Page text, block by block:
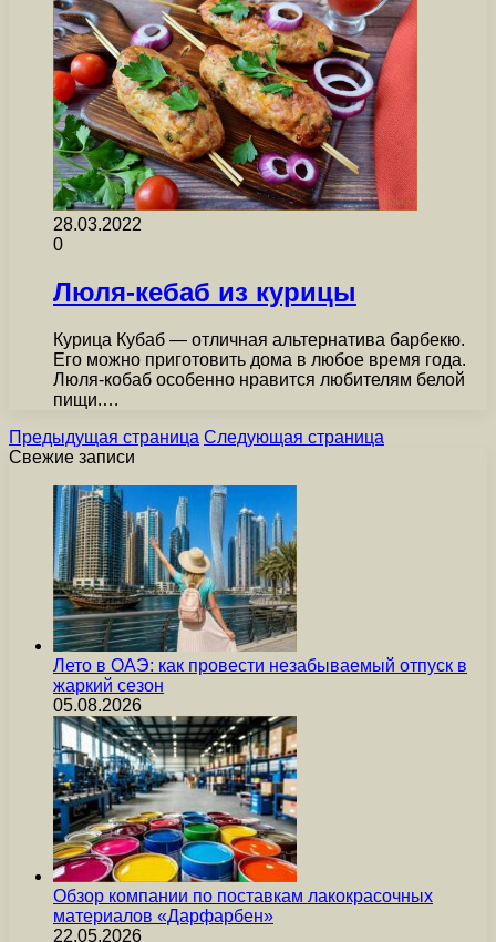
28.03.2022
0
Люля-кебаб из курицы
Курица Кубаб — отличная альтернатива барбекю.
Его можно приготовить дома в любое время года.
Люля-кобаб особенно нравится любителям белой
пищи.…
Предыдущая страница Следующая страница
Свежие записи
Лето в ОАЭ: как провести незабываемый отпуск в
жаркий сезон
05.08.2026
Обзор компании по поставкам лакокрасочных
материалов «Дарфарбен»
22.05.2026